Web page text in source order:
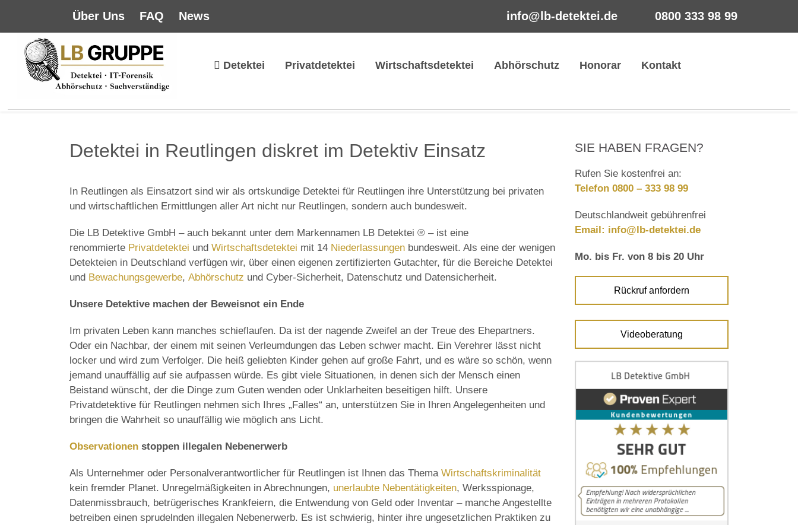
Über Uns FAQ News info@lb-detektei.de 0800 333 98 99
Detektei Privatdetektei Wirtschaftsdetektei Abhörschutz Honorar Kontakt
Detektei in Reutlingen diskret im Detektiv Einsatz
In Reutlingen als Einsatzort sind wir als ortskundige Detektei für Reutlingen ihre Unterstützung bei privaten
und wirtschaftlichen Ermittlungen aller Art nicht nur Reutlingen, sondern auch bundesweit.
Die LB Detektive GmbH – auch bekannt unter dem Markennamen LB Detektei ® – ist eine
renommierte Privatdetektei und Wirtschaftsdetektei mit 14 Niederlassungen bundesweit. Als eine der wenigen
Detekteien in Deutschland verfügen wir, über einen eigenen zertifizierten Gutachter, für die Bereiche Detektei
und Bewachungsgewerbe, Abhörschutz und Cyber-Sicherheit, Datenschutz und Datensicherheit.
Unsere Detektive machen der Beweisnot ein Ende
Im privaten Leben kann manches schieflaufen. Da ist der nagende Zweifel an der Treue des Ehepartners.
Oder ein Nachbar, der einem mit seinen Verleumdungen das Leben schwer macht. Ein Verehrer lässt nicht
locker und wird zum Verfolger. Die heiß geliebten Kinder gehen auf große Fahrt, und es wäre so schön, wenn
jemand unauffällig auf sie aufpassen würde. Es gibt viele Situationen, in denen sich der Mensch einen
Beistand wünscht, der die Dinge zum Guten wenden oder Unklarheiten beseitigen hilft. Unsere
Privatdetektive für Reutlingen nehmen sich Ihres „Falles“ an, unterstützen Sie in Ihren Angelegenheiten und
bringen die Wahrheit so unauffällig wie möglich ans Licht.
Observationen stoppen illegalen Nebenerwerb
Als Unternehmer oder Personalverantwortlicher für Reutlingen ist Ihnen das Thema Wirtschaftskriminalität
kein fremder Planet. Unregelmäßigkeiten in Abrechnungen, unerlaubte Nebentätigkeiten, Werksspionage,
Datenmissbrauch, betrügerisches Krankfeiern, die Entwendung von Geld oder Inventar – manche Angestellte
betreiben einen sprudelnden illegalen Nebenerwerb. Es ist schwierig, hinter ihre ungesetzlichen Praktiken zu
SIE HABEN FRAGEN?
Rufen Sie kostenfrei an:
Telefon 0800 – 333 98 99
Deutschlandweit gebührenfrei
Email: info@lb-detektei.de
Mo. bis Fr. von 8 bis 20 Uhr
Rückruf anfordern
Videoberatung